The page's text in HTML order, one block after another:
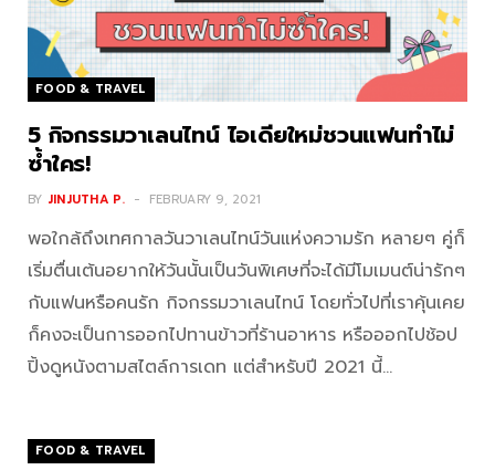
FOOD & TRAVEL
5 กิจกรรมวาเลนไทน์ ไอเดียใหม่ชวนแฟนทำไม่
ซ้ำใคร!
BY JINJUTHA P. FEBRUARY 9, 2021
พอใกล้ถึงเทศกาลวันวาเลนไทน์วันแห่งความรัก หลายๆ คู่ก็
เริ่มตื่นเต้นอยากให้วันนั้นเป็นวันพิเศษที่จะได้มีโมเมนต์น่ารักๆ
กับแฟนหรือคนรัก กิจกรรมวาเลนไทน์ โดยทั่วไปที่เราคุ้นเคย
ก็คงจะเป็นการออกไปทานข้าวที่ร้านอาหาร หรือออกไปช้อป
ปิ้งดูหนังตามสไตล์การเดท แต่สำหรับปี 2021 นี้…
FOOD & TRAVEL